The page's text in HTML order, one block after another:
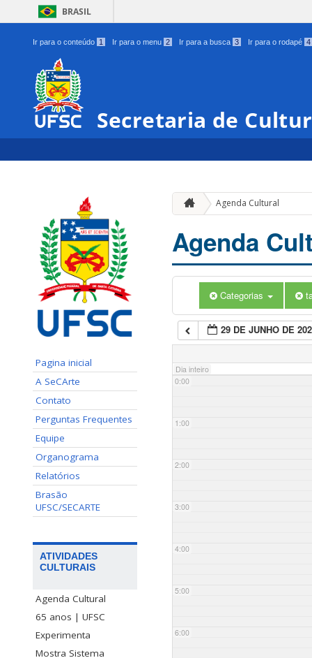
BRASIL
Ir para o conteúdo 1 Ir para o menu 2 Ir para a busca 3 Ir para o rodapé 4
Secretaria de
Pagina inicial
A SeCArte
Contato
Perguntas Frequentes
Equipe
Organograma
Relatórios
Brasão
UFSC/SECARTE
ATIVIDADES
CULTURAIS
Agenda Cultural
65 anos | UFSC
Experimenta
Mostra Sistema
Agenda Cultural
Agenda
Categorias
29 DE JUNHO DE
Dia inteiro
0:00
1:00
2:00
3:00
4:00
5:00
6:00